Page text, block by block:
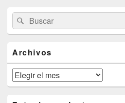
área
de
widget
lateral
primaria
Buscar
por:
Buscar
Archivos
Archivos